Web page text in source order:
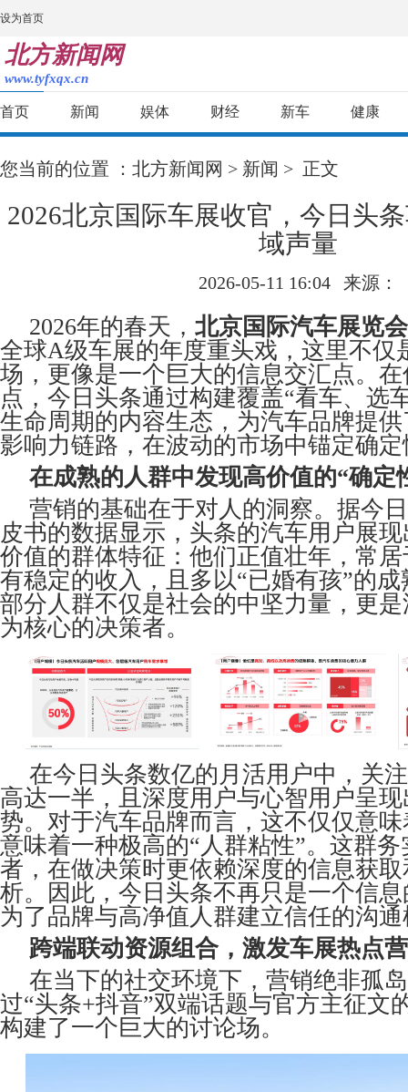
设为首页
北方新闻网
www.tyfxqx.cn
首页 新闻 娱体 财经 新车 健康
您当前的位置 ： 北方新闻网 > 新闻 > 正文
2026北京国际车展收官，今日头
域声量
2026-05-11 16:04 来源：
2026年的春天， 北京国际汽车展览会
全球A级车展的年度重头戏，这里不仅
场，更像是一个巨大的信息交汇点。
点，今日头条通过构建覆盖“看车、选
生命周期的内容生态，为汽车品牌提
影响力链路，在波动的市场中锚定确
在成熟的人群中发现高价值的“确定
营销的基础在于对人的洞察。据今
皮书的数据显示，头条的汽车用户展
价值的群体特征：他们正值壮年，常
有稳定的收入，且多以“已婚有孩”的
部分人群不仅是社会的中坚力量，更
为核心的决策者。
在今日头条数亿的月活用户中，关
高达一半，且深度用户与心智用户呈
势。对于汽车品牌而言，这不仅仅意
意味着一种极高的“人群粘性”。这群
者，在做决策时更依赖深度的信息获
析。因此，今日头条不再只是一个信
为了品牌与高净值人群建立信任的沟
跨端联动资源组合，激发车展热点
在当下的社交环境下，营销绝非孤
过“头条+抖音”双端话题与官方主征文
构建了一个巨大的讨论场。